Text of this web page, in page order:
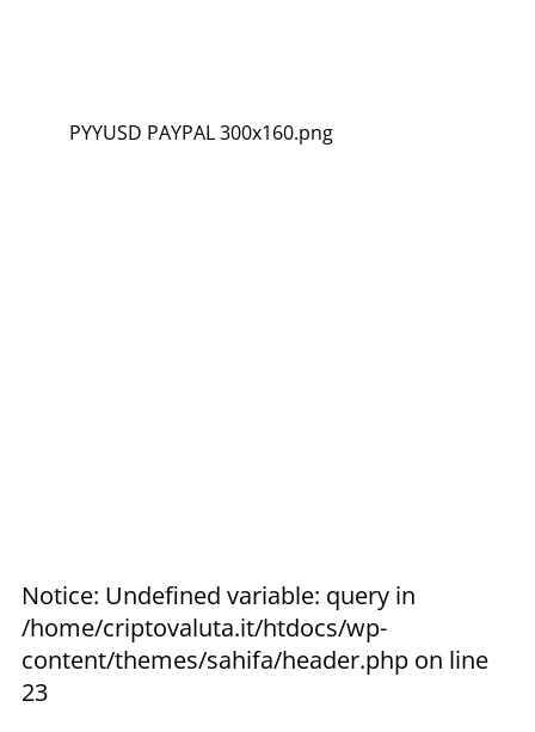
PYYUSD PAYPAL 300x160.png
Notice: Undefined variable: query in
/home/criptovaluta.it/htdocs/wp-
content/themes/sahifa/header.php on line
23